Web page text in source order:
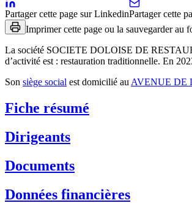
Partager cette page sur LinkedinPartager cette
Imprimer cette page ou la sauvegarder au
La société SOCIETE DOLOISE DE
d’activité est : restauration traditionnelle. En
Son siège social est domicilié au AVENUE DE
Fiche résumé
Dirigeants
Documents
Données financières